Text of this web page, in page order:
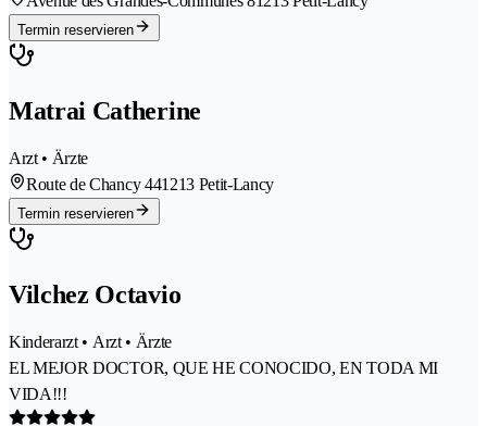
Termin reservieren
Matrai Catherine
Arzt • Ärzte
Route de Chancy 441213 Petit-Lancy
Termin reservieren
Vilchez Octavio
Kinderarzt • Arzt • Ärzte
EL MEJOR DOCTOR, QUE HE CONOCIDO, EN TODA MI
VIDA!!!